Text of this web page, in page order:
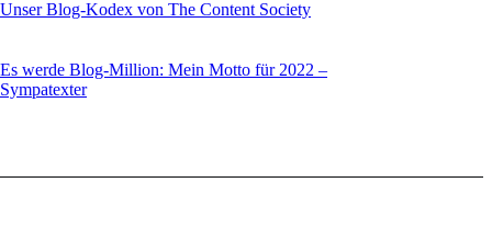
Unser Blog-Kodex von The Content Society
Es werde Blog-Million: Mein Motto für 2022 –
Sympatexter